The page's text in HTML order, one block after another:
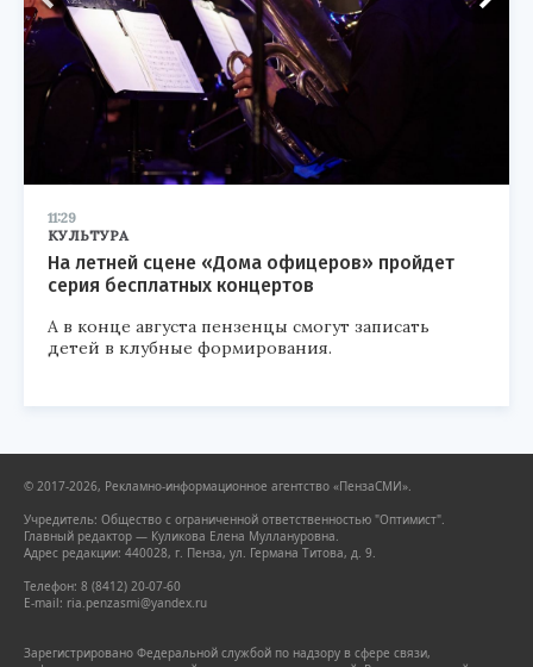
11:29
КУЛЬТУРА
На летней сцене «Дома офицеров» пройдет
серия бесплатных концертов
А в конце августа пензенцы смогут записать
детей в клубные формирования.
© 2017-2026, Рекламно-информационное агентство «ПензаСМИ».
Учредитель: Общество с ограниченной ответственностью "Оптимист".
Главный редактор — Куликова Елена Муллануровна.
Адрес редакции: 440028, г. Пенза, ул. Германа Титова, д. 9.
Телефон: 8 (8412) 20-07-60
E-mail: ria.penzasmi@yandex.ru
Зарегистрировано Федеральной службой по надзору в сфере связи,